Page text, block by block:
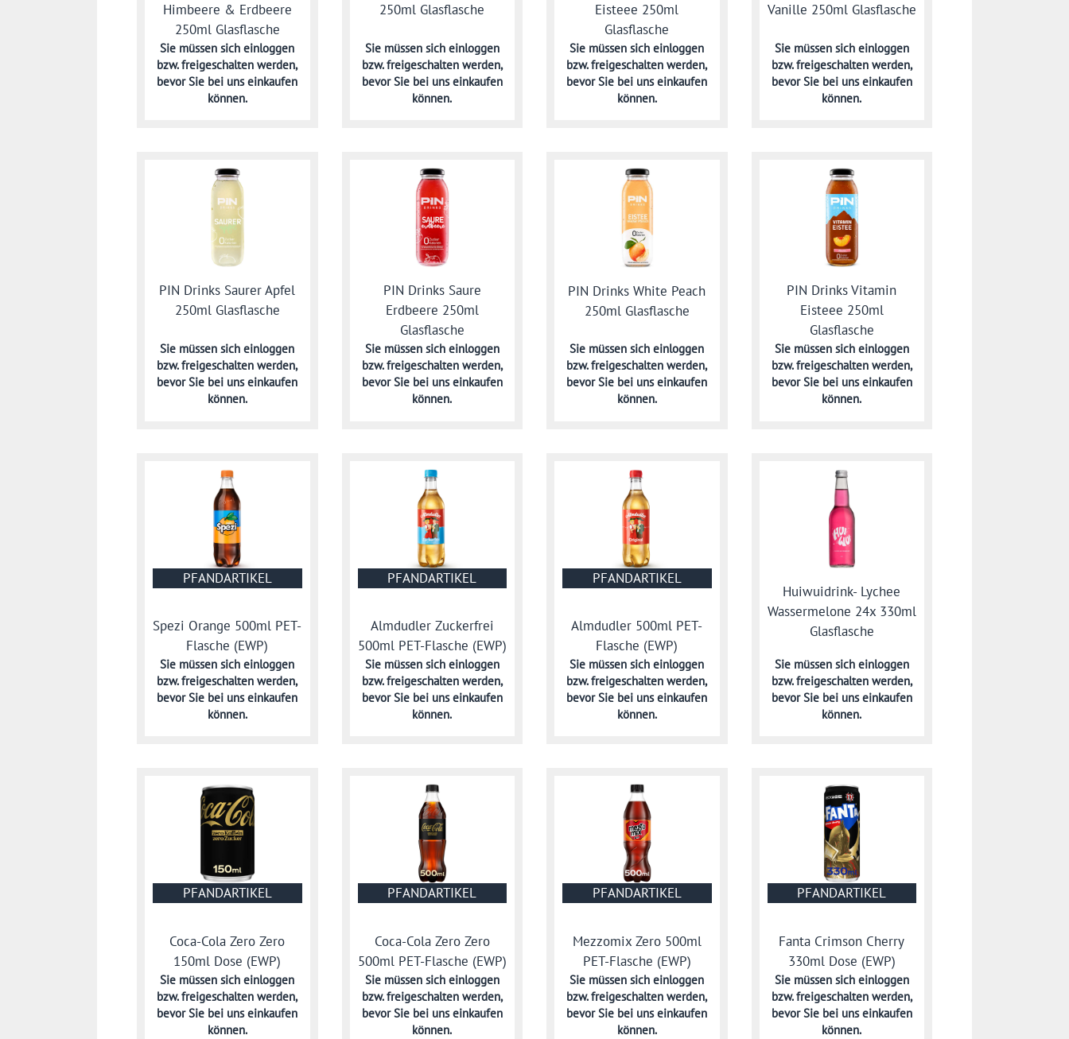
Himbeere & Erdbeere
250ml Glasflasche
Sie müssen sicheinloggen
bzw. freigeschalten werden,
bevor Sie bei uns einkaufen
können.
250ml Glasflasche
Sie müssen sich einloggen
bzw. freigeschalten werden,
bevor Sie bei uns einkaufen
können.
Eisteee 250ml
Glasflasche
Sie müssen sicheinloggen
bzw. freigeschalten werden,
bevor Sie bei uns einkaufen
können.
Vanille 250ml Glasflasche
Sie müssen sich einloggen
bzw. freigeschalten werden,
bevor Sie bei uns einkaufen
können.
PIN Drinks Saurer Apfel
250ml Glasflasche
Sie müssen sicheinloggen
bzw. freigeschalten werden,
bevor Sie bei uns einkaufen
können.
PIN Drinks Saure
Erdbeere 250ml
Glasflasche
Sie müssen sich einloggen
bzw. freigeschalten werden,
bevor Sie bei uns einkaufen
können.
PIN Drinks White Peach
250ml Glasflasche
Sie müssen sicheinloggen
bzw. freigeschalten werden,
bevor Sie bei uns einkaufen
können.
PIN Drinks Vitamin
Eisteee 250ml
Glasflasche
Sie müssen sich einloggen
bzw. freigeschalten werden,
bevor Sie bei uns einkaufen
können.
PFANDARTIKEL
Spezi Orange 500ml PET-
Flasche (EWP)
Sie müssen sicheinloggen
bzw. freigeschalten werden,
bevor Sie bei uns einkaufen
können.
PFANDARTIKEL
Almdudler Zuckerfrei
500ml PET-Flasche (EWP)
Sie müssen sich einloggen
bzw. freigeschalten werden,
bevor Sie bei uns einkaufen
können.
PFANDARTIKEL
Almdudler 500ml PET-
Flasche (EWP)
Sie müssen sicheinloggen
bzw. freigeschalten werden,
bevor Sie bei uns einkaufen
können.
Huiwuidrink- Lychee
Wassermelone 24x 330ml
Glasflasche
Sie müssen sich einloggen
bzw. freigeschalten werden,
bevor Sie bei uns einkaufen
können.
PFANDARTIKEL
Coca-Cola Zero Zero
150ml Dose (EWP)
Sie müssen sicheinloggen
bzw. freigeschalten werden,
bevor Sie bei uns einkaufen
können.
PFANDARTIKEL
Coca-Cola Zero Zero
500ml PET-Flasche (EWP)
Sie müssen sich einloggen
bzw. freigeschalten werden,
bevor Sie bei uns einkaufen
können.
PFANDARTIKEL
Mezzomix Zero 500ml
PET-Flasche (EWP)
Sie müssen sicheinloggen
bzw. freigeschalten werden,
bevor Sie bei uns einkaufen
können.
PFANDARTIKEL
Fanta Crimson Cherry
330ml Dose (EWP)
Sie müssen sich einloggen
bzw. freigeschalten werden,
bevor Sie bei uns einkaufen
können.